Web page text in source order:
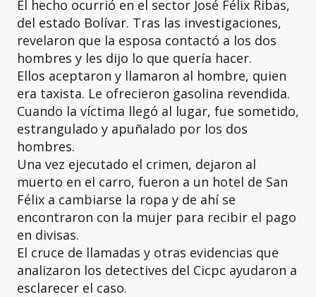
El hecho ocurrió en el sector José Félix Ribas,
del estado Bolívar. Tras las investigaciones,
revelaron que la esposa contactó a los dos
hombres y les dijo lo que quería hacer.
Ellos aceptaron y llamaron al hombre, quien
era taxista. Le ofrecieron gasolina revendida.
Cuando la víctima llegó al lugar, fue sometido,
estrangulado y apuñalado por los dos
hombres.
Una vez ejecutado el crimen, dejaron al
muerto en el carro, fueron a un hotel de San
Félix a cambiarse la ropa y de ahí se
encontraron con la mujer para recibir el pago
en divisas.
El cruce de llamadas y otras evidencias que
analizaron los detectives del Cicpc ayudaron a
esclarecer el caso.